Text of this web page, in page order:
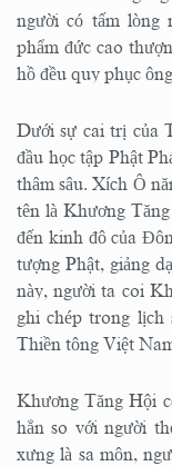
người có tấm lòng
phẩm đức cao
hồ đều quy phục
Dưới sự cai trị của
đầu học tập Phật
thâm sâu. Xích Ô
tên là Khương
đến kinh đô của
tượng Phật, giảng
này, người ta coi
ghi chép trong lịch
Thiền tông Việt
Khương Tăng Hội
hẳn so với người
xưng là sa môn,